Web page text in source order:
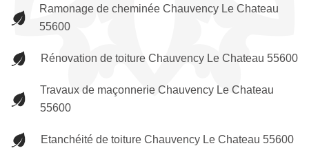
Ramonage de cheminée Chauvency Le Chateau
55600
Rénovation de toiture Chauvency Le Chateau 55600
Travaux de maçonnerie Chauvency Le Chateau
55600
Etanchéité de toiture Chauvency Le Chateau 55600